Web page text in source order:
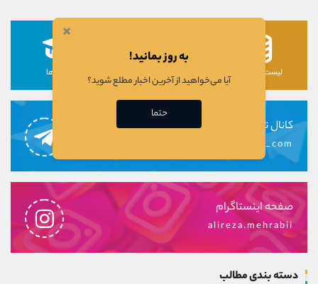
لیست رمزارزها لیست سهام ها دوره ها
کانال تلگرام
alirezamehrabi_com
صفحه اینستاگرام
alireza.mehrabii
دسته بندی مطالب
×
به روز بمانید!
آیا می‌خواهید از آخرین اخبار مطلع شوید؟
حتما